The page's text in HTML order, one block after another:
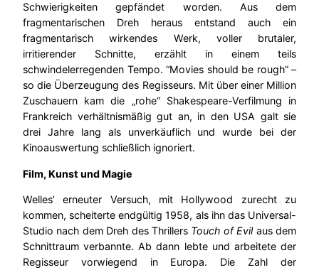
Schwierigkeiten gepfändet worden. Aus dem
fragmentarischen Dreh heraus entstand auch ein
fragmentarisch wirkendes Werk, voller brutaler,
irritierender Schnitte, erzählt in einem teils
schwindelerregenden Tempo. “Movies should be rough” –
so die Überzeugung des Regisseurs. Mit über einer Million
Zuschauern kam die „rohe“ Shakespeare-Verfilmung in
Frankreich verhältnismäßig gut an, in den USA galt sie
drei Jahre lang als unverkäuflich und wurde bei der
Kinoauswertung schließlich ignoriert.
Film, Kunst und Magie
Welles’ erneuter Versuch, mit Hollywood zurecht zu
kommen, scheiterte endgültig 1958, als ihn das Universal-
Studio nach dem Dreh des Thrillers Touch of Evilaus dem
Schnittraum verbannte. Ab dann lebte und arbeitete der
Regisseur vorwiegend in Europa. Die Zahl der